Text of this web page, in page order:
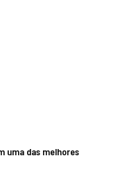
uma das melhores